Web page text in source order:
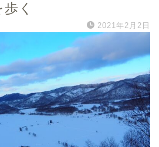
く
2021年2月2日